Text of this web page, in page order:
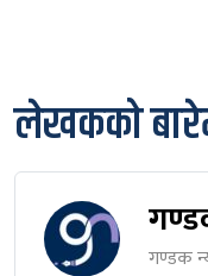
लेखकको
गण्डक